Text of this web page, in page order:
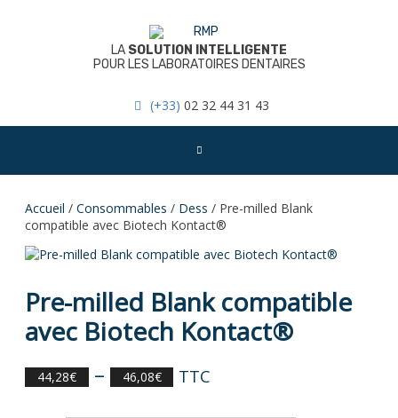
LA SOLUTION INTELLIGENTE
POUR LES LABORATOIRES DENTAIRES
(+33) 02 32 44 31 43
Accueil / Consommables / Dess / Pre-milled Blank
compatible avec Biotech Kontact®
Pre-milled Blank compatible
avec Biotech Kontact®
44,28€ – 46,08€ TTC